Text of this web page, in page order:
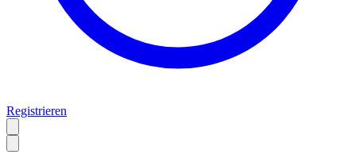
Registrieren